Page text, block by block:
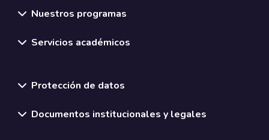
Nuestros programas
Servicios académicos
Protección de datos
Documentos institucionales y legales